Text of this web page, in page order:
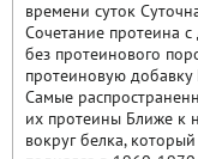
времени суток
Сочетание протеина
без протеинового
протеиновую
Самые
их протеины Ближе к
вокруг белка,